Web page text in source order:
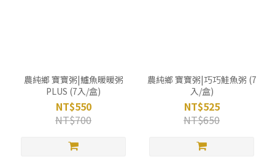
農純鄉 寶寶粥|鱸魚暖暖粥
PLUS (7入/盒)
NT$550
NT$700
農純鄉 寶寶粥|巧巧鮭魚粥 (7
入/盒)
NT$525
NT$650